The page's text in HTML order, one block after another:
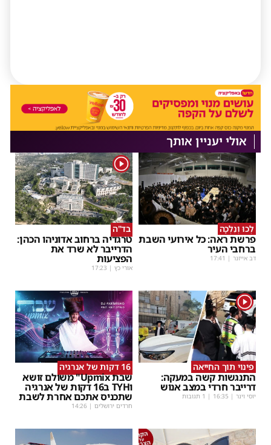
אולי יעניין אותך
לְכוּ וְנֵלְכָה
פרשת ראה: כל אירועי השבת
ברחבי העיר
דב אייזנר |
17:41
1
בד"ה
טרגדיה ברחוב אדוניהו הכהן:
הדרייבר לא שרד את
הפציעות
אורי כץ |
17:23
1
פינוי תוך החייאה
התנגשות קשה במעקה:
דרייבר חרדי במצב אנוש
יוסי וינר |
16:35 | 1 תגובות
16 דקות של אנרגיה
שבת Upmix" משולם זושא
וTYH ב16 דקות של אנרגיה
שתכניס אתכם אחרת לשבת
חרדים ירושלים |
14:26